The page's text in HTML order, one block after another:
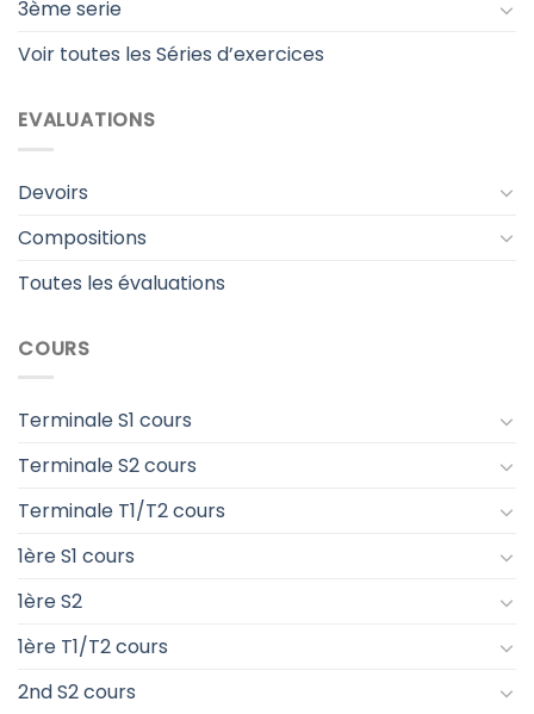
3ème serie
Voir toutes les Séries d’exercices
EVALUATIONS
Devoirs
Compositions
Toutes les évaluations
COURS
Terminale S1 cours
Terminale S2 cours
Terminale T1/T2 cours
1ère S1 cours
1ère S2
1ère T1/T2 cours
2nd S2 cours